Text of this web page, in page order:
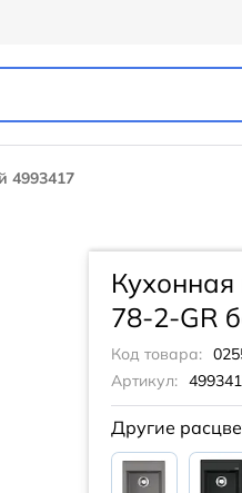
4993417
78-2-GR
Код товара:
Артикул:
Другие